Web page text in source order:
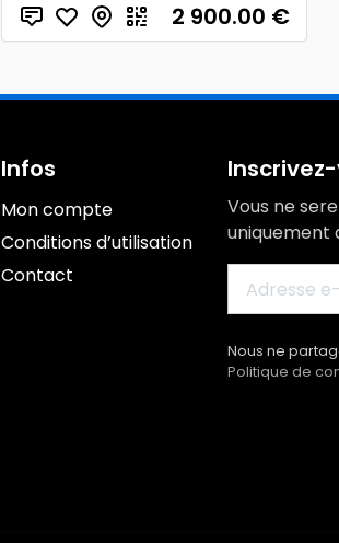
2 900.00 €
Infos
Mon compte
Conditions d’utilisation
Contact
Vous ne
uniquement
Nous ne
Politique de